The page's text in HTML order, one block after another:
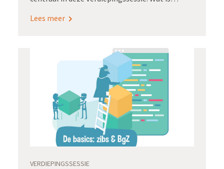
zijn vastgelegd, geautomatiseerd op te halen
mdo weer automatisch in het epd terecht?
Lees meer
VERDIEPINGSSESSIE